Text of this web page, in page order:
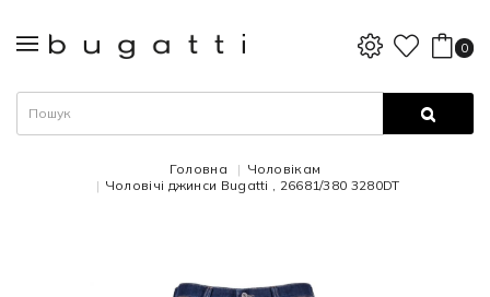
0
Головна
Чоловікам
Чоловічі джинси Bugatti , 26681/380 3280DT